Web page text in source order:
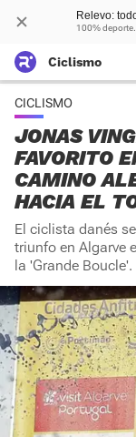
Relevo:
100%
Ciclismo
CICLISMO
JONAS
FAVORITO
CAMINO
HACIA EL
El ciclista danés
triunfo en Algarve
la 'Grande Boucle'.